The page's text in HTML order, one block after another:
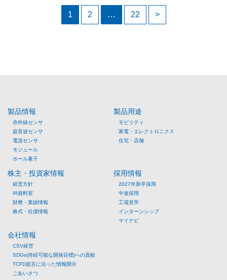
ジ
送
り
1 2 … 22 >
製品情報
赤外線センサ
超音波センサ
電流センサ
モジュール
ホール素子
製品用途
モビリティ
家電・エレクトロニクス
住宅・店舗
株主・投資家情報
経営方針
IR資料室
財務・業績情報
株式・社債情報
採用情報
2027年新卒採用
中途採用
工場見学
インターンシップ
マイナビ
会社情報
CSV経営
SDGs(持続可能な開発目標)への貢献
TCFD提言に沿った情報開示
ごあいさつ